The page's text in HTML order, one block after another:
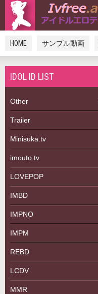
HOME サンプル動画
IDOL ID LIST
Other
Trailer
Minisuka.tv
imouto.tv
LOVEPOP
IMBD
IMPNO
IMPM
REBD
LCDV
MMR